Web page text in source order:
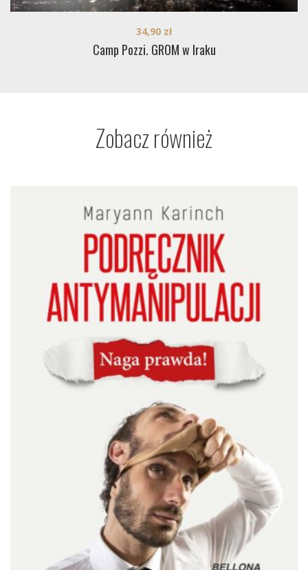
Camp Pozzi. GROM w Iraku
34,90 zł
Zobacz również